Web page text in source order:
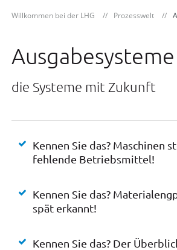
Willkommen bei der LHG Prozesswelt
Ausgabesysteme
die Systeme mit Zukunft
Kennen Sie das? Maschinen
fehlende Betriebsmittel!
Kennen Sie das?
spät erkannt!
Kennen Sie das? Der